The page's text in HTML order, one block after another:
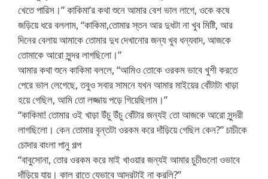
খেতে পারিস।” কাকিমা’র কথা শুনে আমার বেশ ভাল লাগে, ওকে কষে
জড়িয়ে ধরে বললাম, “কাকিমা,তোমার স্তন আর দুধটা না খুব মিষ্টি, আর
দিনের বেলায় আমাকে তোমার দুধ দেখানোর জন্য খুব ধন্যবাদ, আজকে
তোমাকে আরো সুন্দর লাগছিলো।”
আমার কথা শুনে কাকিমা বললে, “আমিও তোকে ওরকম ভাবে খুশী করতে
পেরে ভাল লেগেছে, তবুও সবার সামনে যখন আমার মাইয়ের বোঁটাটা খাড়া
হয়ে গেছিল, আমি তো লজ্জায় পড়ে গিয়েছিলাম।”
“কাকিমা! তোমার ওই খাড়া উঁচু উঁচু বোঁটার জন্যই তো আজকে আরো সুন্দরী
লাগছিলো। কেন তোমার বৃন্তটা ওরকম করে দাঁড়িয়ে গেছিল কেন?” চাচীকে
চোদার বাংলা পানু গল্প
“বাবুসোনা, তোর ওরকম করে মাই খাওয়ার জন্যই আমার চুচীগুলো ওভাবে
দাঁড়িয়ে যায়। কাল রাতে যেভাবে আদরটাই না করলি?”